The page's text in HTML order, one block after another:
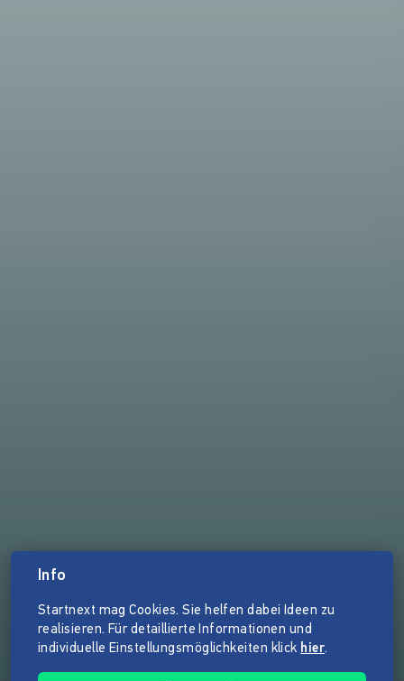
Info
Startnext mag Cookies. Sie helfen dabei Ideen zu
realisieren. Für detaillierte Informationen und
individuelle Einstellungsmöglichkeiten klick hier.